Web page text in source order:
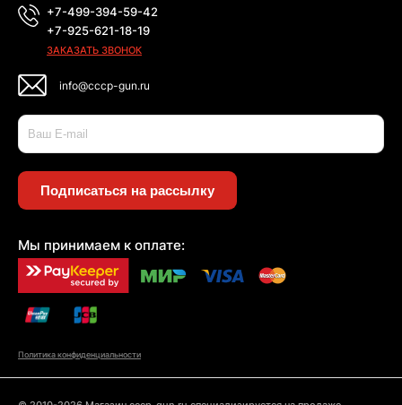
+7-499-394-59-42
+7-925-621-18-19
ЗАКАЗАТЬ ЗВОНОК
info@cccp-gun.ru
Подписаться на рассылку
Мы принимаем к оплате:
Политика конфиденциальности